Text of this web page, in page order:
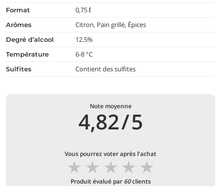
format 0,75 ℓ
arômes Citron, Pain grillé, Épices
degré d’alcool 12.5%
température 6-8 °C
Sulfites Contient des sulfites
Note moyenne
4,82/5
Vous pourrez voter après l'achat
★
★
★
★
★
Produit évalué par 60clients